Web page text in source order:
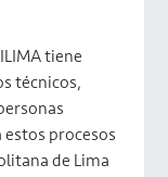
tiene
técnicos,
estos procesos
de Lima